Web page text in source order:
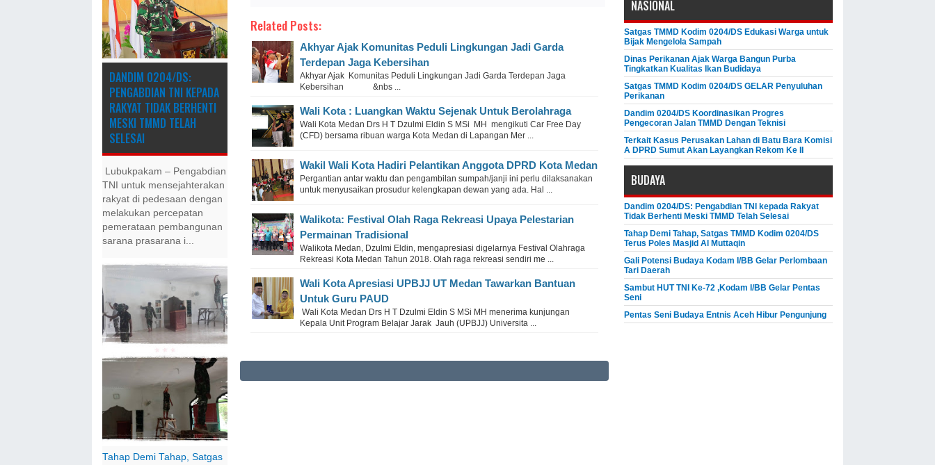
DANDIM 0204/DS:
PENGABDIAN TNI KEPADA
RAKYAT TIDAK BERHENTI
MESKI ​TMMD TELAH
SELESAI
Lubukpakam – Pengabdian
TNI untuk mensejahterakan
rakyat di pedesaan dengan
melakukan percepatan
pemerataan pembangunan
sarana prasarana i...
Tahap Demi Tahap, Satgas
Related Posts:
Akhyar Ajak Komunitas Peduli Lingkungan Jadi Garda
Terdepan Jaga Kebersihan
Akhyar Ajak Komunitas Peduli Lingkungan Jadi Garda Terdepan Jaga
Kebersihan &nbs ...
Wali Kota : Luangkan Waktu Sejenak Untuk Berolahraga
Wali Kota Medan Drs H T Dzulmi Eldin S MSi MH mengikuti Car Free Day
(CFD) bersama ribuan warga Kota Medan di Lapangan Mer ...
Wakil Wali Kota Hadiri Pelantikan Anggota DPRD Kota Medan
Pergantian antar waktu dan pengambilan sumpah/janji ini perlu dilaksanakan
untuk menyusaikan prosudur kelengkapan dewan yang ada. Hal ...
Walikota: Festival Olah Raga Rekreasi Upaya Pelestarian
Permainan Tradisional
Walikota Medan, Dzulmi Eldin, mengapresiasi digelarnya Festival Olahraga
Rekreasi Kota Medan Tahun 2018. Olah raga rekreasi sendiri me ...
Wali Kota Apresiasi UPBJJ UT Medan Tawarkan Bantuan
Untuk Guru PAUD
Wali Kota Medan Drs H T Dzulmi Eldin S MSi MH menerima kunjungan
Kepala Unit Program Belajar Jarak Jauh (UPBJJ) Universita ...
NASIONAL
Satgas TMMD Kodim 0204/DS Edukasi Warga untuk
Bijak Mengelola Sampah
Dinas Perikanan Ajak Warga Bangun Purba
Tingkatkan Kualitas Ikan Budidaya
Satgas TMMD Kodim 0204/DS GELAR Penyuluhan
Perikanan
Dandim 0204/DS Koordinasikan Progres
Pengecoran Jalan TMMD Dengan Teknisi
Terkait Kasus Perusakan Lahan di Batu Bara Komisi
A DPRD Sumut Akan Layangkan Rekom Ke II
BUDAYA
Dandim 0204/DS: Pengabdian TNI kepada Rakyat
Tidak Berhenti Meski ​TMMD Telah Selesai
Tahap Demi Tahap, Satgas TMMD Kodim 0204/DS
Terus Poles Masjid Al Muttaqin
Gali Potensi Budaya Kodam I/BB Gelar Perlombaan
Tari Daerah
Sambut HUT TNI Ke-72 ,Kodam I/BB Gelar Pentas
Seni
Pentas Seni Budaya Entnis Aceh Hibur Pengunjung